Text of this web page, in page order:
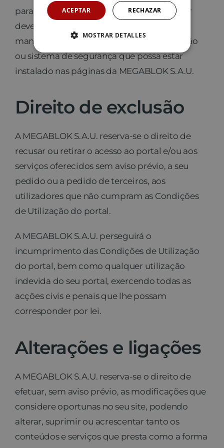
para seu uso pessoal e privado. O utilizador
deve abster-se de apagar, alterar, iludir ou
manipular qualquer dispositivo de proteção
ou sistema de segurança que possa estar
instalado nas páginas da MEGABLOK S.A.U.
Direito de exclusão
A MEGABLOK S.A.U. reserva-se o direito de
recusar ou retirar o acesso ao portal e/ou aos
serviços oferecidos sem aviso prévio, a seu
pedido ou a pedido de terceiros, aos
utilizadores que não cumpram as Condições
de Utilização do portal.
A MEGABLOK S.A.U. perseguirá o
incumprimento das Condições de Utilização
do portal, bem como qualquer utilização
indevida do seu portal, exercendo todas as
acções civis e penais que lhe possam
corresponder por lei.
Alterações e ligações
A MEGABLOK S.A.U. reserva-se o direito de
efetuar, sem aviso prévio, as modificações que
considere oportunas no seu site, podendo
alterar, suprimir ou acrescentar tanto os
conteúdos e serviços que presta como a forma
ACEPTAR RECHAZAR
MOSTRAR DETALLES